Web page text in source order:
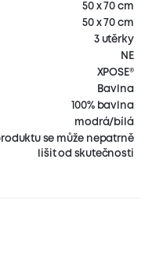
50 x 70 cm
50 x 70 cm
3 utěrky
NE
XPOSE®
Bavlna
100% bavlna
modrá/bílá
se může nepatrně
lišit od skutečnosti